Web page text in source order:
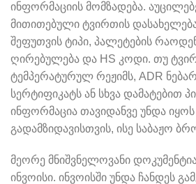
ინფორმაციის მომზადება.
მითითებული ტვირთის
შეფუთვის ტიპი, პალეტების
ღირებულება და HS კოდი. თუ
ტემპერატურულ რეჟიმს, ADR
სერტიფიკატს ან სხვა დამატებით
ინფორმაცია თავიდანვე უნდა
გადამზიდავისთვის, ისე საბაჟო
მეორე მნიშვნელოვანი
ინვოისი. ინვოისში უნდა ჩანდეს